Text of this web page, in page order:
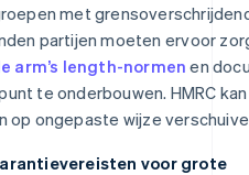
met
partijen moeten ervoor
arm’s length-normen en
te onderbouwen. HMRC
op ongepaste wijze
voor grote